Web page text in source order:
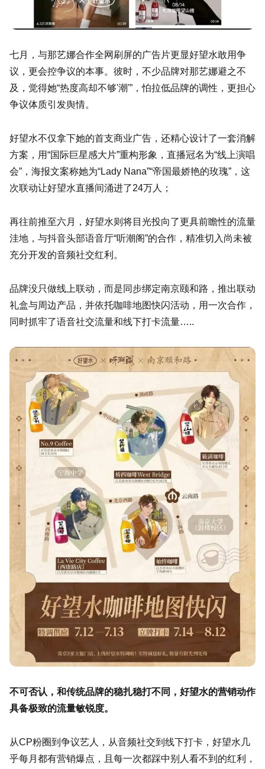
七月，与那艺娜合作全网刷屏的广告片更显好望水敢用争
议，更会控争议的本事。彼时，不少品牌对那艺娜避之不
及，觉得她“热度高却不够'潮'”，怕拉低品牌的调性，更担心
争议体质引发舆情。
好望水不仅拿下她的首支商业广告，还精心设计了一套消解
方案，用“国际巨星感大片”重构形象，直播冠名为“线上演唱
会”，海报文案称她为“Lady Nana”“帝国最娇艳的玫瑰”，这
次联动让好望水直播间涌进了24万人；
再往前推至六月，好望水则将目光投向了更具前瞻性的流量
洼地，与抖音头部语音厅“听潮阁”的合作，精准切入尚未被
充分开发的音频社交红利。
品牌没只做线上联动，而是同步绑定南京颐和路，推出联动
礼盒与周边产品，并依托咖啡地图快闪活动，用一次合作，
同时抓牢了语音社交流量和线下打卡流量…..
不可否认，和传统品牌的稳扎稳打不同，好望水的营销动作
具备极致的流量敏锐度。
从CP粉圈到争议艺人，从音频社交到线下打卡，好望水几
乎每月都有营销爆点，且每一次都踩中别人看不到的红利，